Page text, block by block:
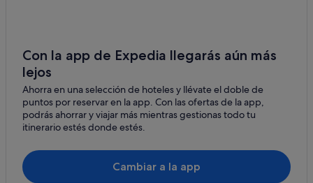
Sevilla hoteles
La Calzada hoteles
Provincia de Sevilla hoteles
Hoteles cerca de Giralda
Pensiones en Estación de Sevilla-Santa Justa
Best Western hoteles en Sevilla
Con la app de Expedia llegarás aún más
lejos
Ahorra en una selección de hoteles y llévate el doble de
puntos por reservar en la app. Con las ofertas de la app,
podrás ahorrar y viajar más mientras gestionas todo tu
itinerario estés donde estés.
Cambiar a la app